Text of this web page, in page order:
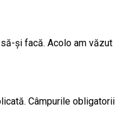
și facă. Acolo am văzut
Câmpurile obligatorii